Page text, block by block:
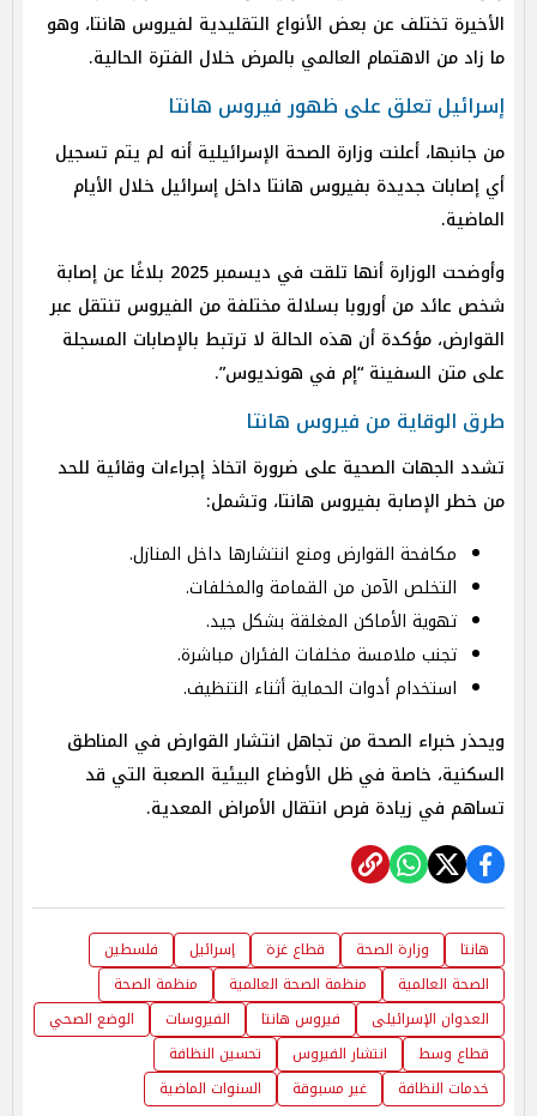
الأخيرة تختلف عن بعض الأنواع التقليدية لفيروس هانتا، وهو
ما زاد من الاهتمام العالمي بالمرض خلال الفترة الحالية.
إسرائيل تعلق على ظهور فيروس هانتا
من جانبها، أعلنت وزارة الصحة الإسرائيلية أنه لم يتم تسجيل
أي إصابات جديدة بفيروس هانتا داخل إسرائيل خلال الأيام
الماضية.
وأوضحت الوزارة أنها تلقت في ديسمبر 2025 بلاغًا عن إصابة
شخص عائد من أوروبا بسلالة مختلفة من الفيروس تنتقل عبر
القوارض، مؤكدة أن هذه الحالة لا ترتبط بالإصابات المسجلة
على متن السفينة “إم في هونديوس”.
طرق الوقاية من فيروس هانتا
تشدد الجهات الصحية على ضرورة اتخاذ إجراءات وقائية للحد
من خطر الإصابة بفيروس هانتا، وتشمل:
مكافحة القوارض ومنع انتشارها داخل المنازل.
التخلص الآمن من القمامة والمخلفات.
تهوية الأماكن المغلقة بشكل جيد.
تجنب ملامسة مخلفات الفئران مباشرة.
استخدام أدوات الحماية أثناء التنظيف.
ويحذر خبراء الصحة من تجاهل انتشار القوارض في المناطق
السكنية، خاصة في ظل الأوضاع البيئية الصعبة التي قد
تساهم في زيادة فرص انتقال الأمراض المعدية.
هانتا وزارة الصحة قطاع غزة إسرائيل
فلسطين
الصحة العالمية
منظمة الصحة العالمية
منظمة الصحة
العدوان الإسرائيلى
فيروس هانتا الفيروسات
الوضع الصحي
قطاع وسط
انتشار الفيروس
تحسين النظافة
خدمات النظافة
غير مسبوقة السنوات الماضية